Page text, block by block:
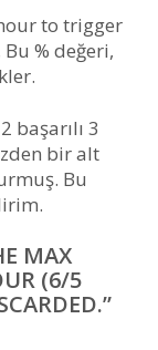
to trigger
% değeri,
başarılı 3
bir alt
Bu
MAX
(6/5